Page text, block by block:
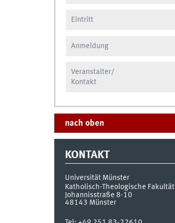
Eintritt
Anmeldung
Veranstalter/
Kontakt
nach oben
KONTAKT
Universität Münster
Katholisch-Theologische Fakultät
Johannisstraße 8-10
48143 Münster